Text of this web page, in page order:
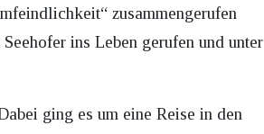
zusammengerufen
ins Leben gerufen und unter
ging es um eine Reise in den